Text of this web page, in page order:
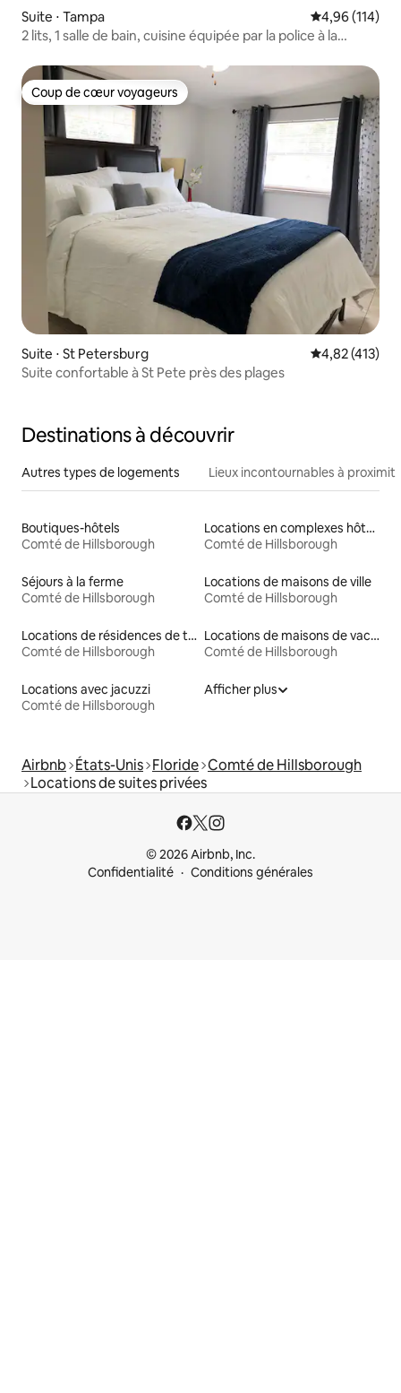
Suite ⋅ Tampa Évaluation
4,96 (114)
2 lits, 1 salle de bain, cuisine équipée par la police à la
Coup de cœur voyageurs
Coup de cœur voyageurs
Suite ⋅ St Petersburg Évaluation
4,82 (413)
Suite confortable à St Pete près des plages
Destinations à découvrir
Autres types de logements Lieux incontournables à
Boutiques-hôtels
Comté de Hillsborough
Locations en complexes hôteliers
Comté de Hillsborough
Séjours à la ferme
Comté de Hillsborough
Locations de maisons de ville
Comté de Hillsborough
Locations de résidences de tourisme
Comté de Hillsborough
Locations de maisons de vacances
Comté de Hillsborough
Locations avec jacuzzi
Comté de Hillsborough
Afficher plus
Airbnb États-Unis Floride Comté de Hillsborough
Locations de suites privées
© 2026 Airbnb, Inc.
Confidentialité
Conditions générales